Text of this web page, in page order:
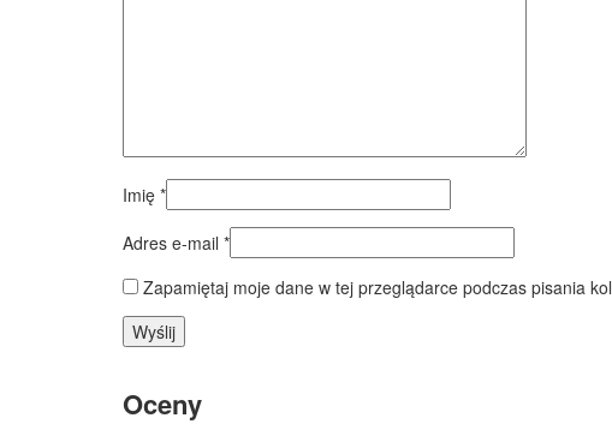
Imię *
Adres e-mail *
Zapamiętaj moje dane w tej przeglądarce podczas pisania
Oceny